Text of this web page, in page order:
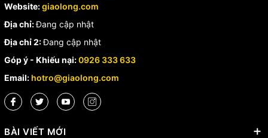
Website:giaolong.com
Địa chỉ:Đang cập nhật
Địa chỉ 2:Đang cập nhật
Góp ý - Khiếu nại:0926 333 633
Email: hotro@giaolong.com
BÀI VIẾT MỚI